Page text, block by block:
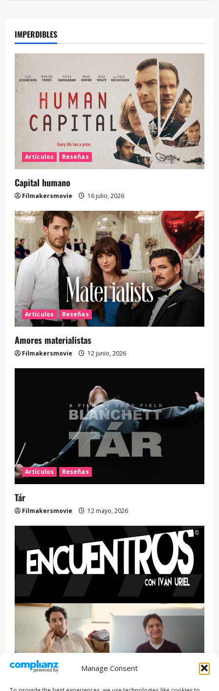
Manage Consent
IMPERDIBLES
Artículos Reseñas
Capital humano
Filmakersmovie 16 julio, 2026
Artículos Reseñas
Amores materialistas
Filmakersmovie 12 junio, 2026
Artículos Reseñas
Tár
Filmakersmovie 12 mayo, 2026
Entrevista Series